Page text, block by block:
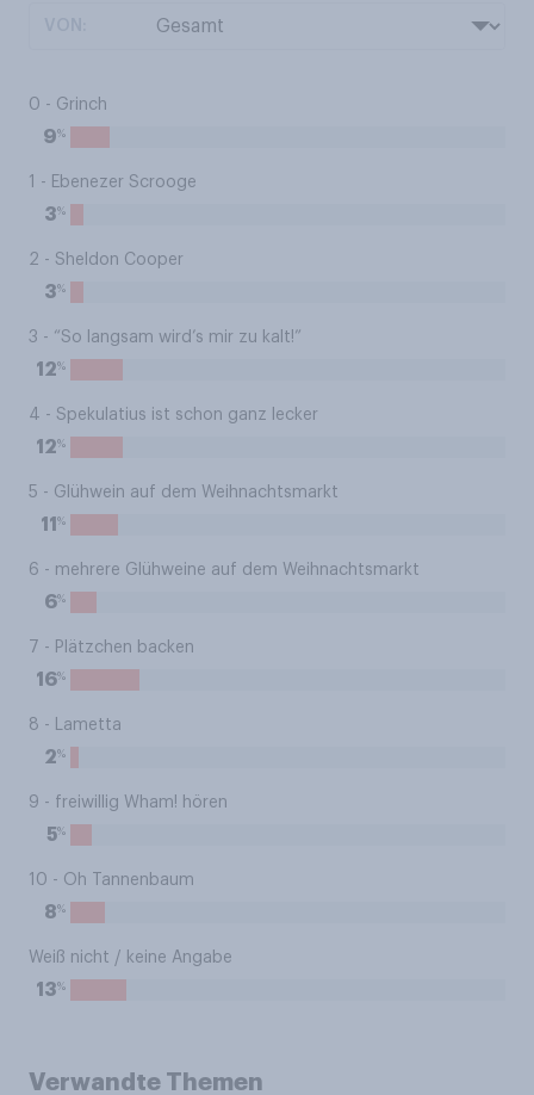
0 - Grinch
9%
1 - Ebenezer Scrooge
3%
2 - Sheldon Cooper
3%
3 - “So langsam wird’s mir zu kalt!”
12%
4 - Spekulatius ist schon ganz lecker
12%
5 - Glühwein auf dem Weihnachtsmarkt
11 %
6 - mehrere Glühweine auf dem Weihnachtsmarkt
6%
7 - Plätzchen backen
16%
8 - Lametta
2%
9 - freiwillig Wham! hören
5%
10 - Oh Tannenbaum
8%
Weiß nicht / keine Angabe
13%
Verwandte Themen